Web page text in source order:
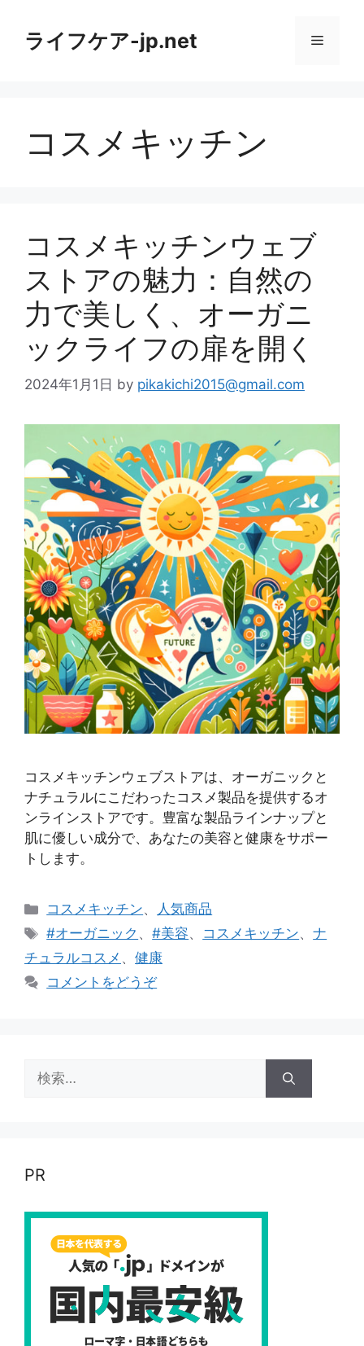
ライフケア-jp.net メ
コスメキッチン
コスメキッチンウェブ
ストアの魅力：自然の
力で美しく、オーガニ
ックライフの扉を開く
2024年1月1日 by pikakichi2015@gmail.com
コスメキッチンウェブストアは、オーガニックと
ナチュラルにこだわったコスメ製品を提供するオ
ンラインストアです。豊富な製品ラインナップと
肌に優しい成分で、あなたの美容と健康をサポー
トします。
カ
テ
リ
ー
コスメキッチン、
人気商品
タ
グ
#オーガニック 、#美容、 コスメキッチン、ナ
チュラルコスメ 、 健康
コメントをどうぞ
索:
PR